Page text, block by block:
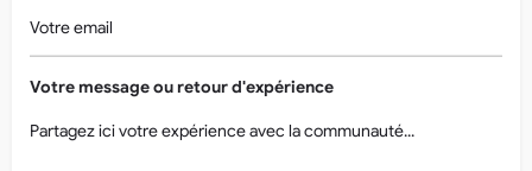
Votre message ou retour d'expérience